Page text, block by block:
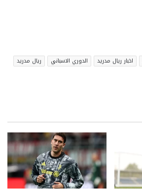
اخبار ريال مدريد الدوري الاسباني
ريال مدريد